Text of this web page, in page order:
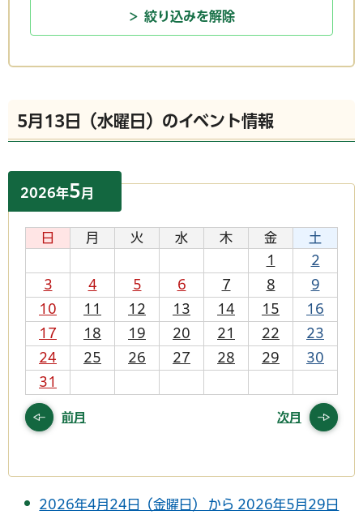
絞り込みを解除
5月13日（水曜日）のイベント情報
2026年5月
日 月 火 水 木 金
土
1
2
3
4 5 6 7 8
9
10
11 12 13 14 15
16
17
18 19 20 21 22
23
24
25 26 27 28 29
30
31
前月 次月
2026年4月24日（金曜日） から 2026年5月29日